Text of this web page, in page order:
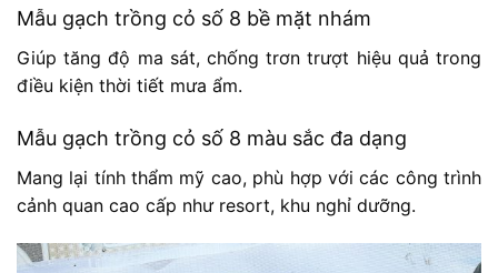
Mẫu gạch trồng cỏ số 8 bề mặt nhám
Giúp tăng độ ma sát, chống trơn trượt hiệu quả trong
điều kiện thời tiết mưa ẩm.
Mẫu gạch trồng cỏ số 8 màu sắc đa dạng
Mang lại tính thẩm mỹ cao, phù hợp với các công trình
cảnh quan cao cấp như resort, khu nghỉ dưỡng.